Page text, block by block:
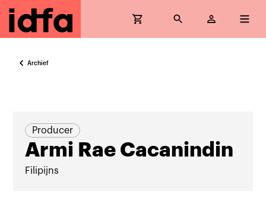
Archief
Producer
Armi Rae Cacanindin
Filipijns